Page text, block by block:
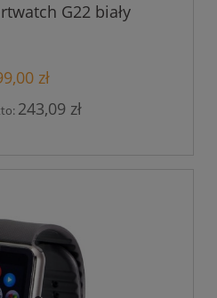
G22 biały
zł
243,09 zł